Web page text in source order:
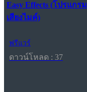
Easy Effects (โปรแกร
เสียงไมค์)
ฟรีแวร์
ดาวน์โหลด : 37